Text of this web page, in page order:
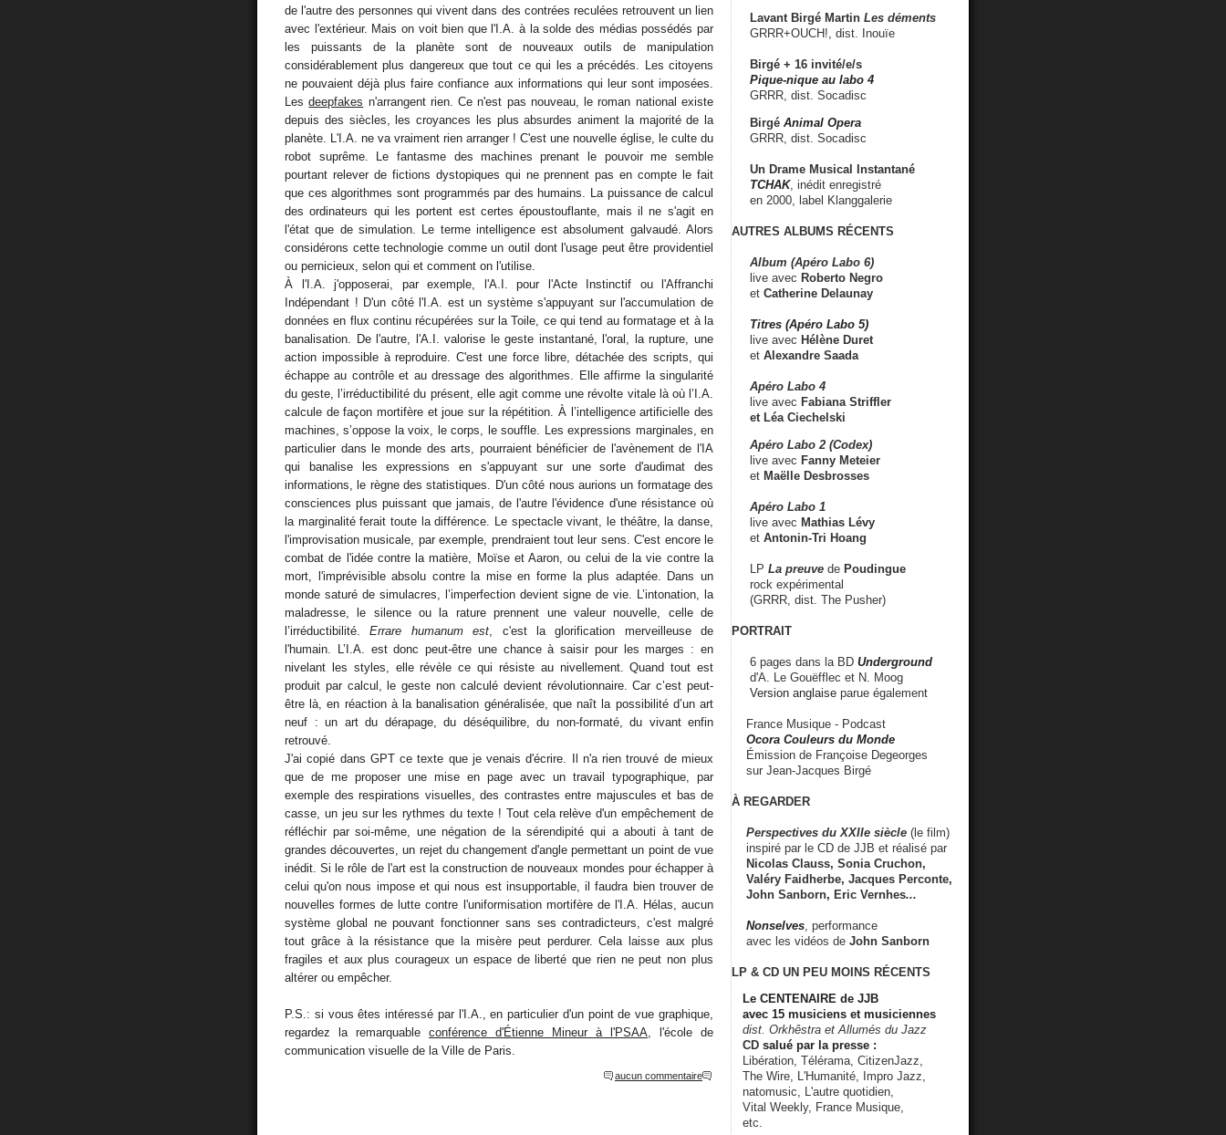
de l'autre des personnes qui vivent dans des contrées reculées retrouvent un lien
avec l'extérieur. Mais on voit bien que l'I.A. à la solde des médias possédés par
les puissants de la planète sont de nouveaux outils de manipulation
considérablement plus dangereux que tout ce qui les a précédés. Les citoyens
ne pouvaient déjà plus faire confiance aux informations qui leur sont imposées.
Lesdeepfakes n'arrangent rien. Ce n'est pas nouveau, le roman national existe
depuis des siècles, les croyances les plus absurdes animent la majorité de la
planète. L'I.A. ne va vraiment rien arranger ! C'est une nouvelle église, le culte du
robot suprême. Le fantasme des machines prenant le pouvoir me semble
pourtant relever de fictions dystopiques qui ne prennent pas en compte le fait
que ces algorithmes sont programmés par des humains. La puissance de calcul
des ordinateurs qui les portent est certes époustouflante, mais il ne s'agit en
l'état que de simulation. Le terme intelligence est absolument galvaudé. Alors
considérons cette technologie comme un outil dont l'usage peut être providentiel
ou pernicieux, selon qui et comment on l'utilise.
À l'I.A. j'opposerai, par exemple, l'A.I. pour l'Acte Instinctif ou l'Affranchi
Indépendant ! D'un côté l'I.A. est un système s'appuyant sur l'accumulation de
données en flux continu récupérées sur la Toile, ce qui tend au formatage et à la
banalisation. De l'autre, l'A.I. valorise le geste instantané, l'oral, la rupture, une
action impossible à reproduire. C'est une force libre, détachée des scripts, qui
échappe au contrôle et au dressage des algorithmes. Elle affirme la singularité
du geste, l’irréductibilité du présent, elle agit comme une révolte vitale là où l’I.A.
calcule de façon mortifère et joue sur la répétition. À l’intelligence artificielle des
machines, s’oppose la voix, le corps, le souffle. Les expressions marginales, en
particulier dans le monde des arts, pourraient bénéficier de l'avènement de l'IA
qui banalise les expressions en s'appuyant sur une sorte d'audimat des
informations, le règne des statistiques. D'un côté nous aurions un formatage des
consciences plus puissant que jamais, de l'autre l'évidence d'une résistance où
la marginalité ferait toute la différence. Le spectacle vivant, le théâtre, la danse,
l'improvisation musicale, par exemple, prendraient tout leur sens. C'est encore le
combat de l'idée contre la matière, Moïse et Aaron, ou celui de la vie contre la
mort, l'imprévisible absolu contre la mise en forme la plus adaptée. Dans un
monde saturé de simulacres, l’imperfection devient signe de vie. L’intonation, la
maladresse, le silence ou la rature prennent une valeur nouvelle, celle de
l’irréductibilité.Errare humanum est , c'est la glorification merveilleuse de
l'humain. L’I.A. est donc peut-être une chance à saisir pour les marges : en
nivelant les styles, elle révèle ce qui résiste au nivellement. Quand tout est
produit par calcul, le geste non calculé devient révolutionnaire. Car c’est peut-
être là, en réaction à la banalisation généralisée, que naît la possibilité d’un art
neuf : un art du dérapage, du déséquilibre, du non-formaté, du vivant enfin
retrouvé.
J'ai copié dans GPT ce texte que je venais d'écrire. Il n'a rien trouvé de mieux
que de me proposer une mise en page avec un travail typographique, par
exemple des respirations visuelles, des contrastes entre majuscules et bas de
casse, un jeu sur les rythmes du texte ! Tout cela relève d'un empêchement de
réfléchir par soi-même, une négation de la sérendipité qui a abouti à tant de
grandes découvertes, un rejet du changement d'angle permettant un point de vue
inédit. Si le rôle de l'art est la construction de nouveaux mondes pour échapper à
celui qu'on nous impose et qui nous est insupportable, il faudra bien trouver de
nouvelles formes de lutte contre l'uniformisation mortifère de l'I.A. Hélas, aucun
système global ne pouvant fonctionner sans ses contradicteurs, c'est malgré
tout grâce à la résistance que la misère peut perdurer. Cela laisse aux plus
fragiles et aux plus courageux un espace de liberté que rien ne peut non plus
altérer ou empêcher.
P.S.: si vous êtes intéressé par l'I.A., en particulier d'un point de vue graphique,
regardez la remarquable conférence d'Étienne Mineur à l'PSAA , l'école de
communication visuelle de la Ville de Paris.
aucun commentaire
Lavant Birgé Martin Les déments
GRRR+OUCH!, dist. Inouïe
Birgé + 16 invité/e/s
Pique-nique au labo 4
GRRR, dist. Socadisc
Birgé Animal Opera
GRRR, dist. Socadisc
Un Drame Musical Instantané
TCHAK, inédit enregistré
en 2000, label Klanggalerie
AUTRES ALBUMS RÉCENTS
Album (Apéro Labo 6)
live avec Roberto Negro
et Catherine Delaunay
Titres (Apéro Labo 5)
live avec Hélène Duret
et Alexandre Saada
Apéro Labo 4
live avec Fabiana Striffler
et Léa Ciechelski
Apéro Labo 2 (Codex)
live avec Fanny Meteier
et Maëlle Desbrosses
Apéro Labo 1
live avec Mathias Lévy
et Antonin-Tri Hoang
LP La preuve de Poudingue
rock expérimental
(GRRR, dist. The Pusher)
PORTRAIT
6 pages dans la BD Underground
d'A. Le Gouëfflec et N. Moog
Version anglaise parue également
France Musique - Podcast
Ocora Couleurs du Monde
Émission de Françoise Degeorges
sur Jean-Jacques Birgé
À REGARDER
Perspectives du XXIIe siècle (le film)
inspiré par le CD de JJB et réalisé par
Nicolas Clauss, Sonia Cruchon,
Valéry Faidherbe, Jacques Perconte,
John Sanborn, Eric Vernhes...
Nonselves , performance
avec les vidéos de John Sanborn
LP & CD UN PEU MOINS RÉCENTS
Le CENTENAIRE de JJB
avec 15 musiciens et musiciennes
dist. Orkhêstra et Allumés du Jazz
CD salué par la presse :
Libération, Télérama, CitizenJazz,
The Wire, L'Humanité, Impro Jazz,
natomusic, L'autre quotidien,
Vital Weekly, France Musique,
etc.